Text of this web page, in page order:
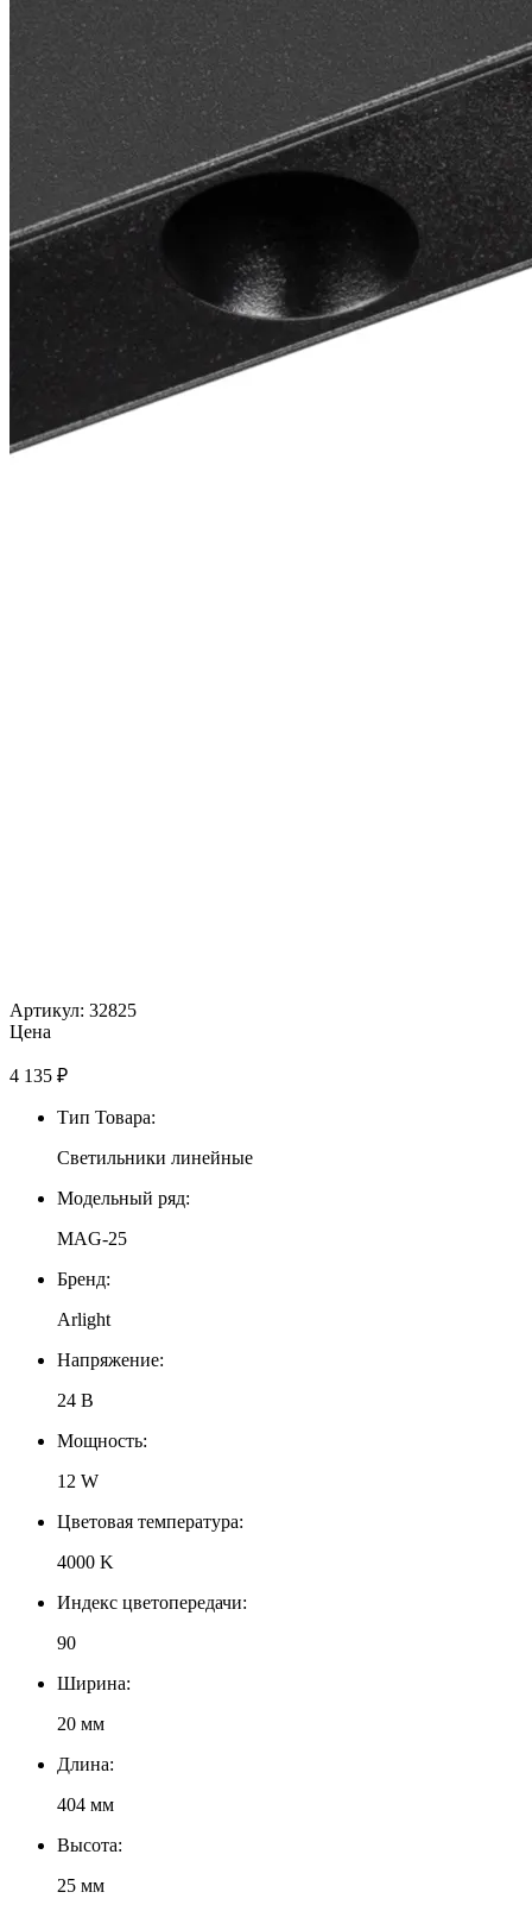
Артикул: 32825
Цена
4 135 ₽
Тип Товара:
Светильники линейные
Модельный ряд:
MAG-25
Бренд:
Arlight
Напряжение:
24 В
Мощность:
12 W
Цветовая температура:
4000 K
Индекс цветопередачи:
90
Ширина:
20 мм
Длина:
404 мм
Высота:
25 мм